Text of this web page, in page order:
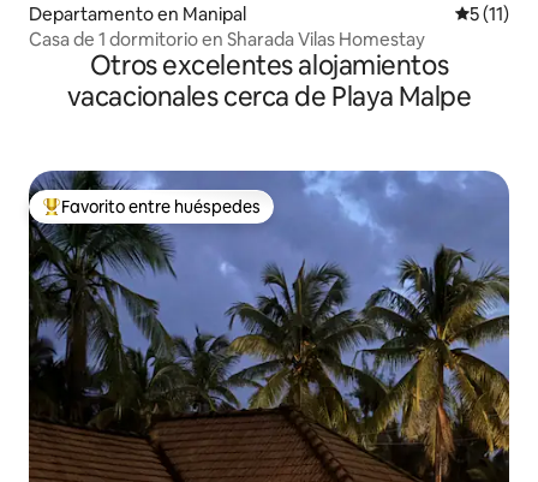
Departamento en Manipal
5 (11)
Casa de 1 dormitorio en Sharada Vilas Homestay
Otros excelentes alojamientos
vacacionales cerca de Playa Malpe
De los mejores en Favorito entre huéspedes
Favorito entre huéspedes